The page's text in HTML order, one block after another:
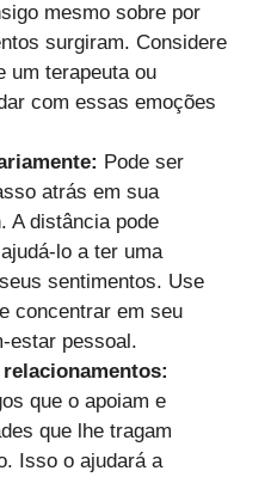
mesmo sobre por
surgiram. Considere
um terapeuta ou
com essas emoções
Pode ser
atrás em sua
A distância pode
lo a ter uma
sentimentos. Use
concentrar em seu
estar pessoal.
que o apoiam e
que lhe tragam
Isso o ajudará a